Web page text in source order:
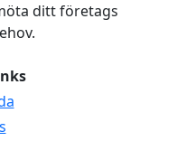
ditt företags